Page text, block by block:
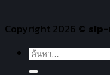
Copyright 2026 ©
ค้นหา: